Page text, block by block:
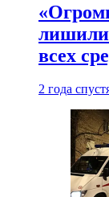
лишили
всех
2 года